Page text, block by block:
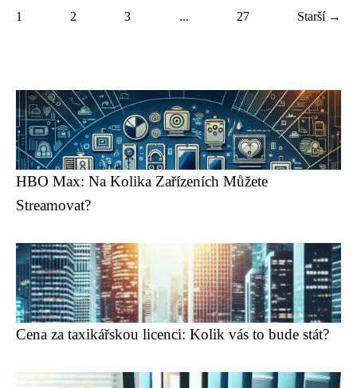
1 2 3 ... 27 Starší →
HBO Max: Na Kolika Zařízeních Můžete
Streamovat?
Cena za taxikářskou licenci: Kolik vás to bude stát?